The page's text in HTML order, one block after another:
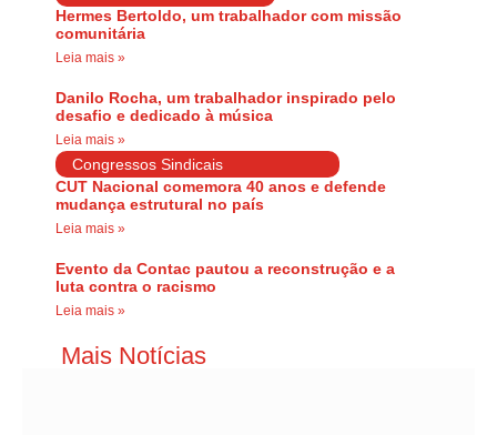
Hermes Bertoldo, um trabalhador com missão
comunitária
Leia mais »
Danilo Rocha, um trabalhador inspirado pelo
desafio e dedicado à música
Leia mais »
Congressos Sindicais
CUT Nacional comemora 40 anos e defende
mudança estrutural no país
Leia mais »
Evento da Contac pautou a reconstrução e a
luta contra o racismo
Leia mais »
Mais Notícias